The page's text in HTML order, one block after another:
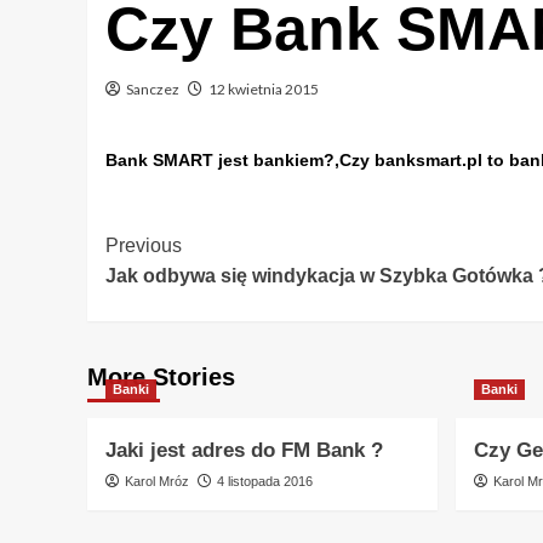
Czy Bank
Sanczez 12 kwietnia 2015
Bank SMART jest bankiem?,Czy banksmart.pl to
Post
Navigation
Previous
Jak odbywa się windykacja w Szybka Gotówka
More Stories
Banki
Jaki jest adres do FM Bank ?
Karol Mróz 4 listopada 2016
Banki
Czy
Karol